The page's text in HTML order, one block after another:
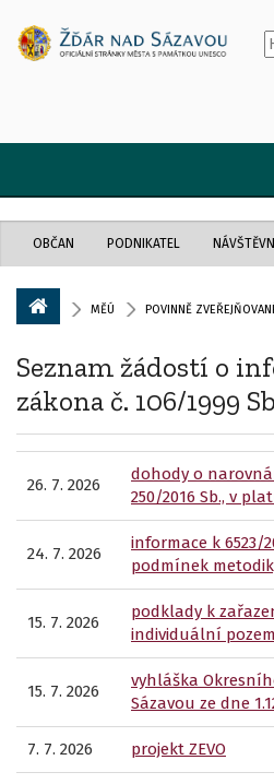
OBČAN PODNIKATEL
MĚÚ POVINNĚ
Seznam žádostí o
zákona č. 106/1999
26. 7. 2026
dohody o
250/2016 Sb., v
24. 7. 2026
informace k 6523/
podmínek
15. 7. 2026
podklady k
individuální
15. 7. 2026
vyhláška
Sázavou ze dne
7. 7. 2026 projekt ZEVO